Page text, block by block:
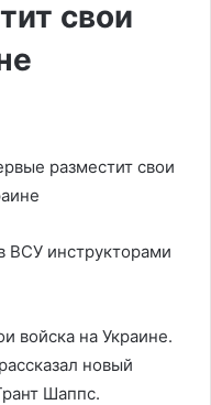
свои
ВСУ инструкторами
войска на Украине.
новый
Шаппс.